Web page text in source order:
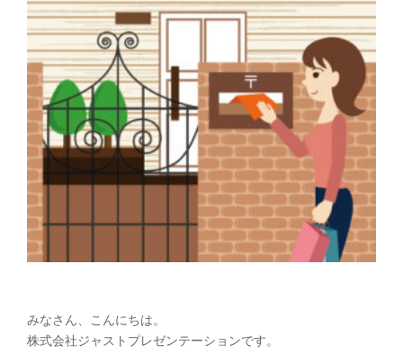
みなさん、こんにちは。
株式会社ジャストプレゼンテーションです。